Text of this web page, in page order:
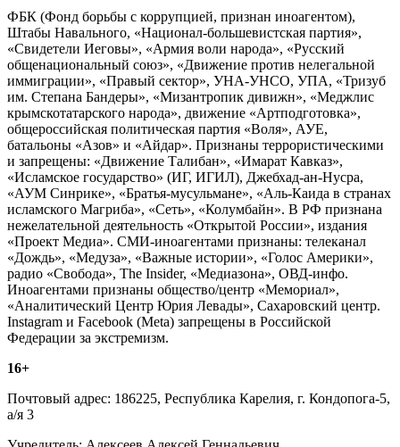
ФБК (Фонд борьбы с коррупцией, признан иноагентом),
Штабы Навального, «Национал-большевистская партия»,
«Свидетели Иеговы», «Армия воли народа», «Русский
общенациональный союз», «Движение против нелегальной
иммиграции», «Правый сектор», УНА-УНСО, УПА, «Тризуб
им. Степана Бандеры», «Мизантропик дивижн», «Меджлис
крымскотатарского народа», движение «Артподготовка»,
общероссийская политическая партия «Воля», АУЕ,
батальоны «Азов» и «Айдар». Признаны террористическими
и запрещены: «Движение Талибан», «Имарат Кавказ»,
«Исламское государство» (ИГ, ИГИЛ), Джебхад-ан-Нусра,
«АУМ Синрике», «Братья-мусульмане», «Аль-Каида в странах
исламского Магриба», «Сеть», «Колумбайн». В РФ признана
нежелательной деятельность «Открытой России», издания
«Проект Медиа». СМИ-иноагентами признаны: телеканал
«Дождь», «Медуза», «Важные истории», «Голос Америки»,
радио «Свобода», The Insider, «Медиазона», ОВД-инфо.
Иноагентами признаны общество/центр «Мемориал»,
«Аналитический Центр Юрия Левады», Сахаровский центр.
Instagram и Facebook (Metа) запрещены в Российской
Федерации за экстремизм.
16+
Почтовый адрес: 186225, Республика Карелия, г. Кондопога-5,
а/я 3